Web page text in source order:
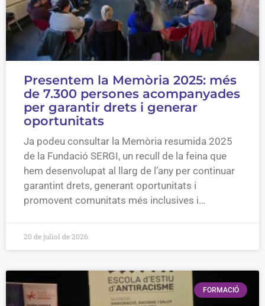
Presentem la Memòria 2025: més
de 7.300 persones acompanyades
per garantir drets i generar
oportunitats
Ja podeu consultar la Memòria resumida 2025
de la Fundació SERGI, un recull de la feina que
hem desenvolupat al llarg de l’any per continuar
garantint drets, generant oportunitats i
promovent comunitats més inclusives i…
20 de juliol de 2026
FORMACIÓ